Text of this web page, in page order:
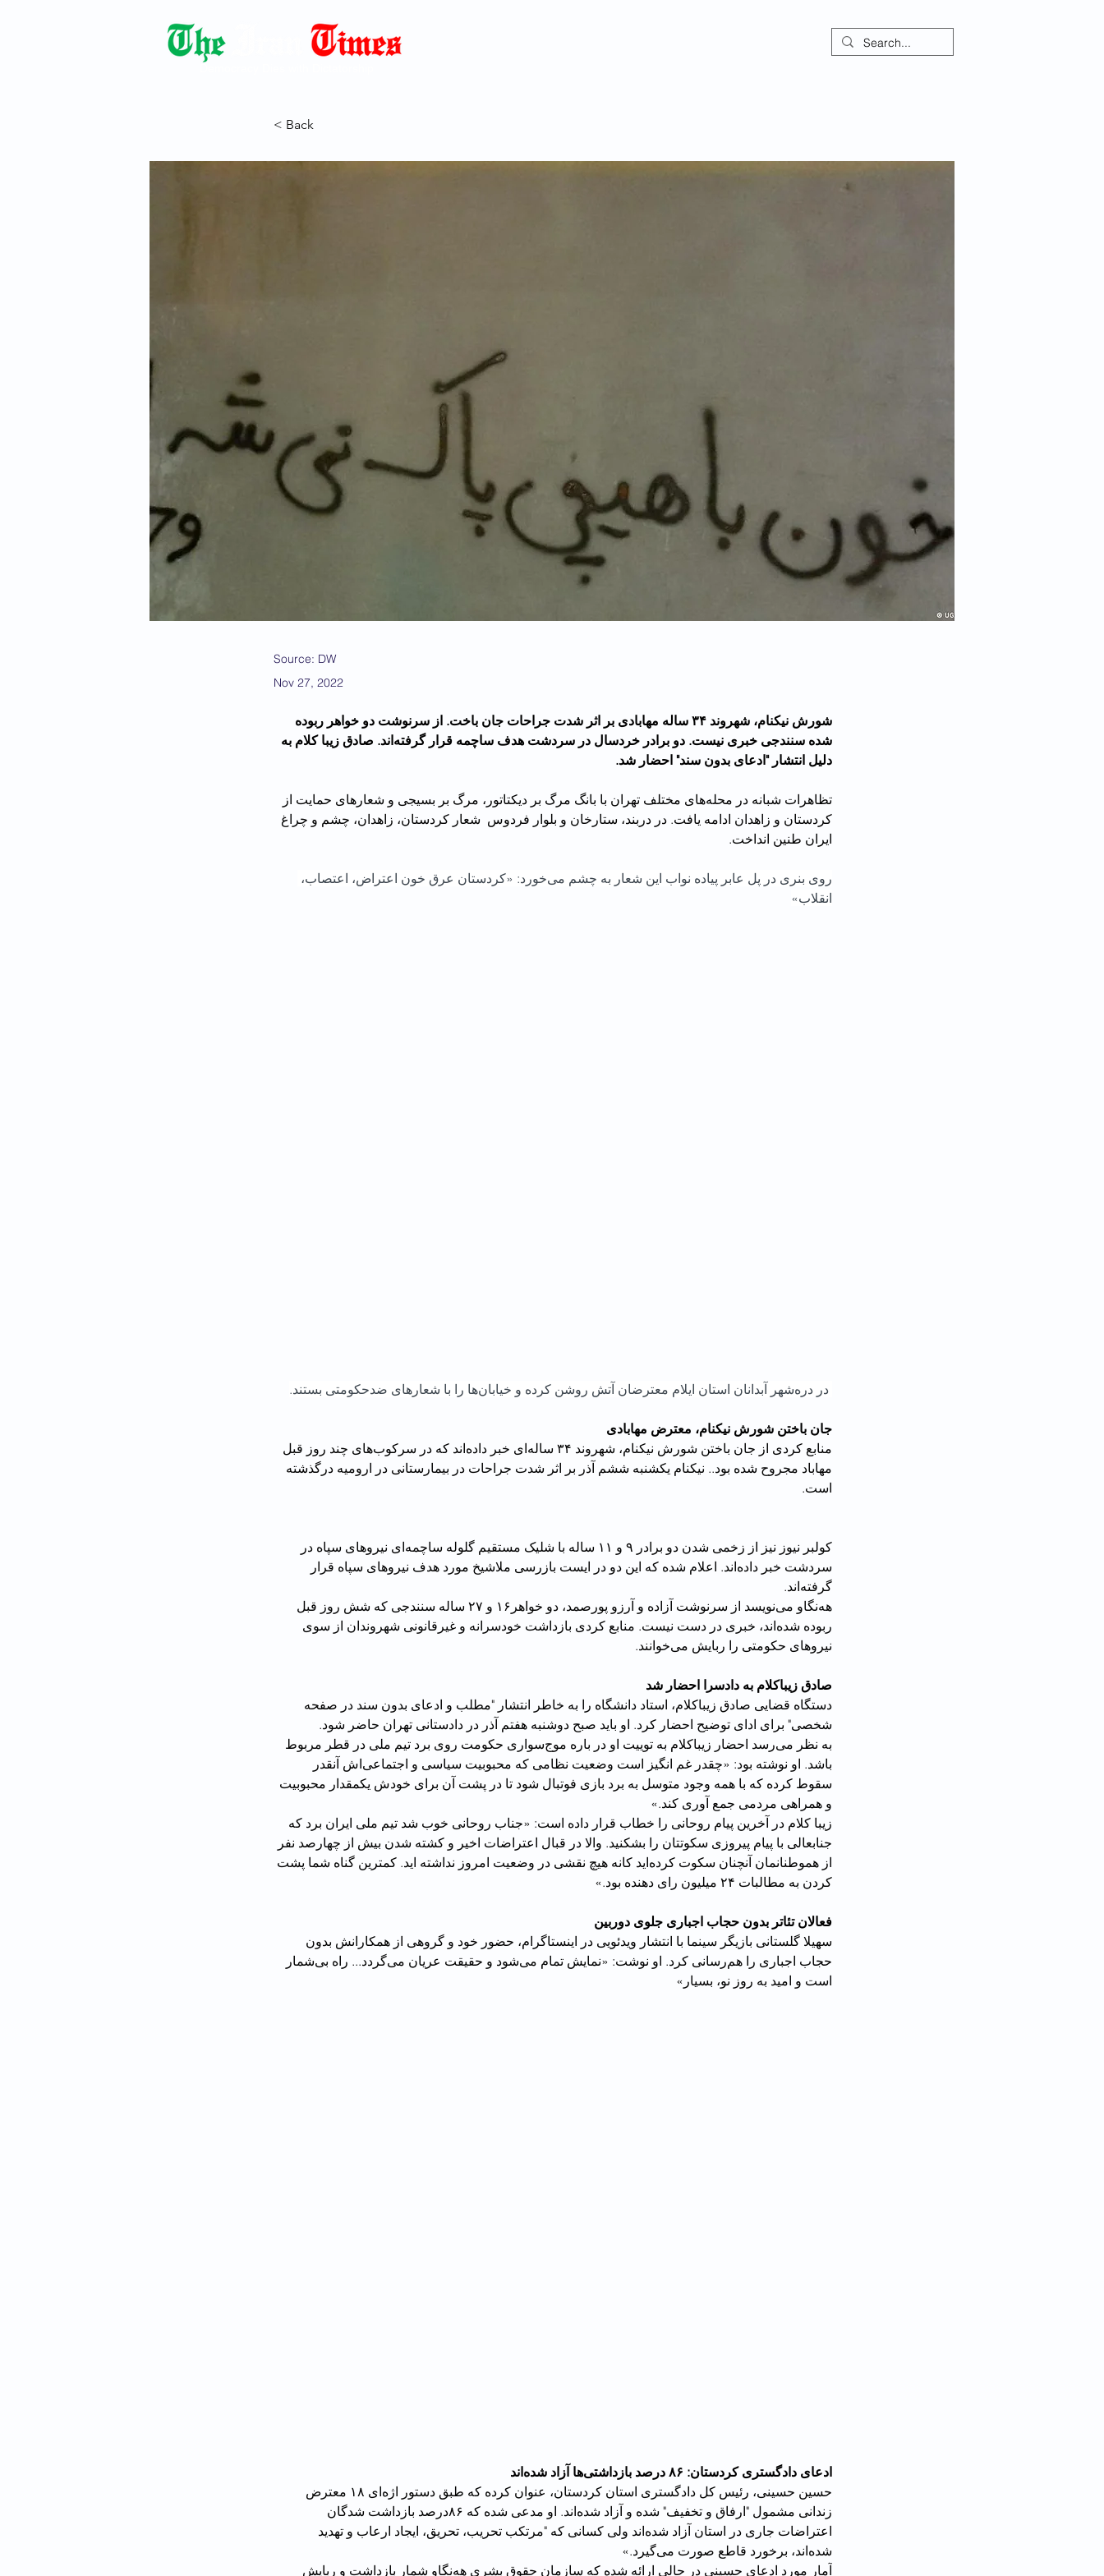
< Back
Source: DW
Nov 27, 2022
شورش نیکنام، شهروند ۳۴ ساله مهابادی بر اثر شدت جراحات جان باخت. از سرنوشت دو خواهر ربوده
شده سنندجی خبری نیست. دو برادر خردسال در سردشت هدف ساچمه قرار گرفته‌اند. صادق زیبا کلام به
دلیل انتشار "ادعای بدون سند" احضار شد.
تظاهرات شبانه در محله‌های مختلف تهران با بانگ مرگ بر دیکتاتور، مرگ بر بسیجی و شعارهای حمایت از
کردستان و زاهدان ادامه یافت. در دربند، ستارخان و بلوار فردوس  شعار کردستان، زاهدان، چشم و چراغ
ایران طنین انداخت.
روی بنری در پل عابر پیاده نواب این شعار به چشم می‌خورد: «کردستان عرق خون اعتراض، اعتصاب،
انقلاب»
در دره‌شهر آبدانان استان ایلام معترضان آتش روشن کرده و خیابان‌ها را با شعارهای ضدحکومتی بستند.
جان باختن شورش نیکنام، معترض مهابادی
منابع کردی از جان باختن شورش نیکنام، شهروند ۳۴ ساله‌‌ای خبر داده‌اند که در سرکوب‌‌های چند روز قبل
مهاباد مجروح شده بود.. نیکنام یکشنبه ششم آذر بر اثر شدت جراحات در بیمارستانی در ارومیه درگذشته
است.
کولبر نیوز نیز از زخمی شدن دو برادر ۹ و ۱۱ ساله با شلیک مستقیم گلوله ساچمه‌ای نیروهای سپاه در
سردشت خبر داده‌اند. اعلام شده که این دو در ایست بازرسی ملاشیخ مورد هدف نیروهای سپاه قرار
گرفته‌اند.
هه‌نگاو می‌نویسد از سرنوشت آزاده و آرزو پورصمد، دو خواهر۱۶ و ۲۷ ساله سنندجی که شش روز قبل
ربوده شده‌اند، خبری در دست نیست. منابع کردی بازداشت خودسرانه و غیرقانونی شهروندان از سوی
نیروهای حکومتی را ربایش می‌خوانند.
صادق زیباکلام به دادسرا احضار شد
دستگاه قضایی صادق زیباکلام، استاد دانشگاه را به خاطر انتشار "مطلب و ادعای بدون سند در صفحه
شخصی‌" برای ادای توضیح احضار کرد. او باید صبح دوشنبه هفتم آذر در دادستانی تهران حاضر شود.
به نظر می‌رسد احضار زیباکلام به توییت او در باره موج‌سواری حکومت روی برد تیم ملی در قطر مربوط
باشد. او نوشته بود: «چقدر غم انگیز است وضعیت نظامی که محبوبیت سیاسی و اجتماعی‌اش آنقدر
سقوط کرده که با همه وجود متوسل به برد بازی فوتبال شود تا در پشت آن برای خودش یکمقدار محبوبیت
و همراهی مردمی جمع آوری کند.»
زیبا کلام در آخرین پیام روحانی را خطاب قرار داده است: «جناب روحانی خوب شد تیم ملی ایران برد که
جنابعالی با پیام پیروزی سکوتتان را بشکنید. والا در قبال اعتراضات اخیر و کشته شدن بیش از چهارصد نفر
از هموطنانمان آنچنان سکوت کرده‌اید کانه هیچ نقشی در وضعیت امروز نداشته اید. کمترین گناه شما پشت
کردن به مطالبات ۲۴ میلیون رای دهنده بود.»
فعالان تئاتر بدون حجاب اجباری جلوی دوربین
سهیلا گلستانی بازیگر سینما با انتشار ویدئویی در اینستاگرام، حضور خود و گروهی از همکارانش بدون
حجاب اجباری را هم‌رسانی کرد. او نوشت: «نمایش تمام می‌شود و حقیقت عریان می‌گردد... راه بی‌شمار
است و امید به روز نو، بسیار»
ادعای دادگستری کردستان: ۸۶ درصد بازداشتی‌ها آزاد شده‌اند
حسین حسینی، رئیس کل دادگستری استان کردستان، عنوان کرده که طبق دستور اژه‌ای ۱۸ معترض
زندانی مشمول "ارفاق و تخفیف" شده و آزاد شده‌اند. او مدعی شده که ۸۶درصد بازداشت شدگان
اعتراضات جاری در استان آزاد شده‌اند ولی کسانی که "مرتکب تحریب، تحریق، ایجاد ارعاب و تهدید
شده‌اند، برخورد قاطع صورت می‌گیرد.»
آمار مورد ادعای حسینی در حالی ارائه شده که سازمان حقوق بشری هه‌نگاو شمار بازداشت و ربایش